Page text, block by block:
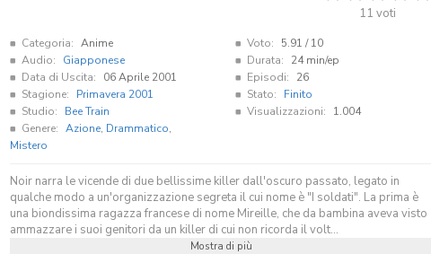
11 voti
Categoria: Anime
Audio:
Giapponese
Data di Uscita:
06 Aprile 2001
Stagione:
Primavera 2001
Studio:
Bee Train
Genere: Azione, Drammatico,
Mistero
Voto: 5.91 / 10
Durata:
24 min/ep
Episodi:
26
Stato:
Finito
Visualizzazioni:
1.004
Noir narra le vicende di due bellissime killer dall'oscuro passato, legato in
qualche modo a un'organizzazione segreta il cui nome è "I soldati". La prima è
una biondissima ragazza francese di nome Mireille, che da bambina aveva visto
ammazzare i suoi genitori da un killer di cui non ricorda il volt...
Mostra di più